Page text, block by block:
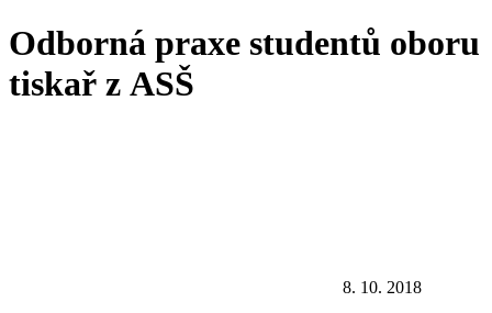
Odborná praxe studentů oboru
tiskař z ASŠ
8. 10. 2018